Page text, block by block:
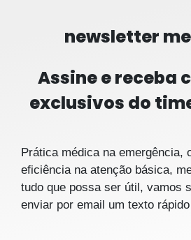
newsletter
Assine e receba
exclusivos do
Prática médica na emergência,
eficiência na atenção básica,
tudo que possa ser útil, vamos
enviar por email um texto